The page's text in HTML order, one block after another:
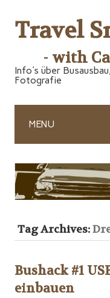
Travel
- with
Info's über
Fotografie
MENU
Tag Archives:
Bushack #1
einbauen